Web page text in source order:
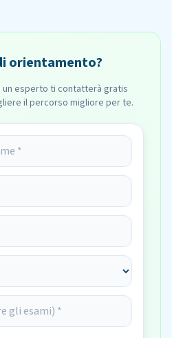
orientamento?
un esperto ti contatterà gratis
il percorso migliore per te.